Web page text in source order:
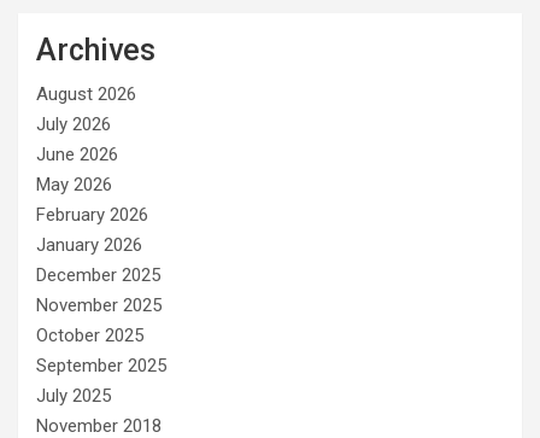
Archives
August 2026
July 2026
June 2026
May 2026
February 2026
January 2026
December 2025
November 2025
October 2025
September 2025
July 2025
November 2018